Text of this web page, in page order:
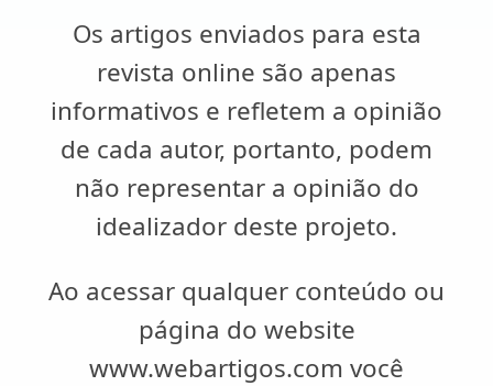
Os artigos enviados para esta
revista online são apenas
informativos e refletem a opinião
de cada autor, portanto, podem
não representar a opinião do
idealizador deste projeto.
Ao acessar qualquer conteúdo ou
página do website
www.webartigos.com você